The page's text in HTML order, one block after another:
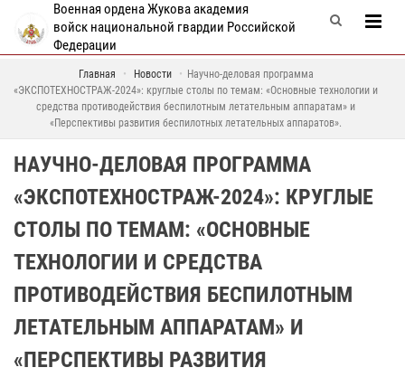
Военная ордена Жукова академия
войск национальной гвардии Российской
Федерации
Главная Новости
Научно-деловая программа
«ЭКСПОТЕХНОСТРАЖ-2024»: круглые столы по темам: «Основные технологии и
средства противодействия беспилотным летательным аппаратам» и
«Перспективы развития беспилотных летательных аппаратов».
НАУЧНО-ДЕЛОВАЯ ПРОГРАММА
«ЭКСПОТЕХНОСТРАЖ-2024»: КРУГЛЫЕ
СТОЛЫ ПО ТЕМАМ: «ОСНОВНЫЕ
ТЕХНОЛОГИИ И СРЕДСТВА
ПРОТИВОДЕЙСТВИЯ БЕСПИЛОТНЫМ
ЛЕТАТЕЛЬНЫМ АППАРАТАМ» И
«ПЕРСПЕКТИВЫ РАЗВИТИЯ